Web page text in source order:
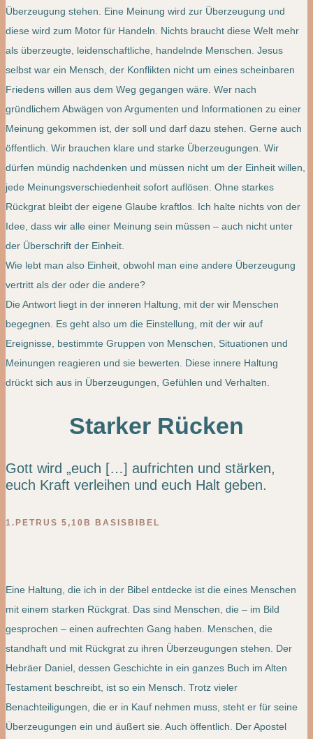
Überzeugung stehen. Eine Meinung wird zur Überzeugung und
diese wird zum Motor für Handeln. Nichts braucht diese Welt mehr
als überzeugte, leidenschaftliche, handelnde Menschen. Jesus
selbst war ein Mensch, der Konflikten nicht um eines scheinbaren
Friedens willen aus dem Weg gegangen wäre. Wer nach
gründlichem Abwägen von Argumenten und Informationen zu einer
Meinung gekommen ist, der soll und darf dazu stehen. Gerne auch
öffentlich. Wir brauchen klare und starke Überzeugungen. Wir
dürfen mündig nachdenken und müssen nicht um der Einheit willen,
jede Meinungsverschiedenheit sofort auflösen. Ohne starkes
Rückgrat bleibt der eigene Glaube kraftlos. Ich halte nichts von der
Idee, dass wir alle einer Meinung sein müssen – auch nicht unter
der Überschrift der Einheit.
Wie lebt man also Einheit, obwohl man eine andere Überzeugung
vertritt als der oder die andere?
Die Antwort liegt in der inneren Haltung, mit der wir Menschen
begegnen. Es geht also um die Einstellung, mit der wir auf
Ereignisse, bestimmte Gruppen von Menschen, Situationen und
Meinungen reagieren und sie bewerten. Diese innere Haltung
drückt sich aus in Überzeugungen, Gefühlen und Verhalten.
Starker Rücken
Gott wird „euch […] aufrichten und stärken,
euch Kraft verleihen und euch Halt geben.
1.PETRUS 5,10B BASISBIBEL
Eine Haltung, die ich in der Bibel entdecke ist die eines Menschen
mit einem starken Rückgrat. Das sind Menschen, die – im Bild
gesprochen – einen aufrechten Gang haben. Menschen, die
standhaft und mit Rückgrat zu ihren Überzeugungen stehen. Der
Hebräer Daniel, dessen Geschichte in ein ganzes Buch im Alten
Testament beschreibt, ist so ein Mensch. Trotz vieler
Benachteiligungen, die er in Kauf nehmen muss, steht er für seine
Überzeugungen ein und äußert sie. Auch öffentlich. Der Apostel